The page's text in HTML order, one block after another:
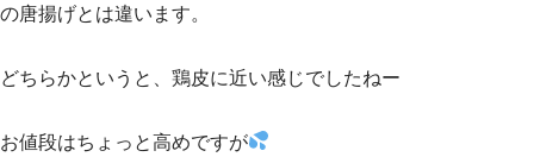
の唐揚げとは違います。
どちらかというと、鶏皮に近い感じでしたねー
お値段はちょっと高めですが